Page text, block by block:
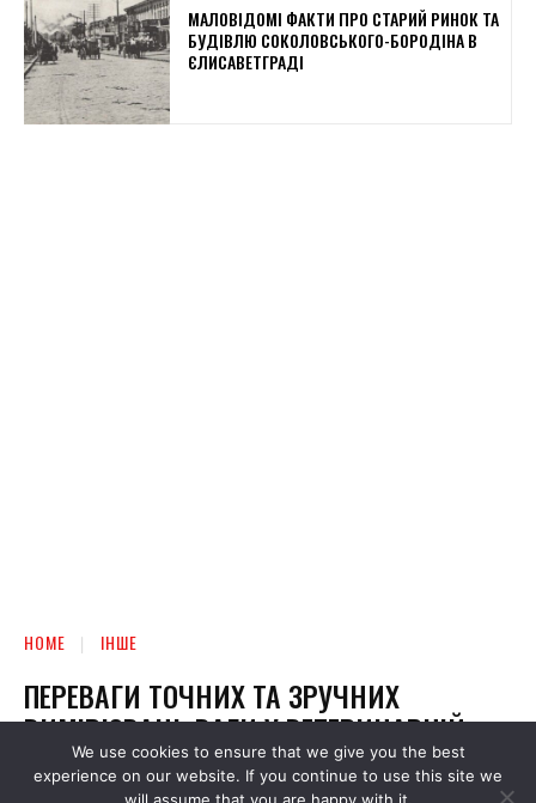
МАЛОВІДОМІ ФАКТИ ПРО СТАРИЙ РИНОК ТА
БУДІВЛЮ СОКОЛОВСЬКОГО-БОРОДІНА В
ЄЛИСАВЕТГРАДІ
We use cookies to ensure that we give you the best
experience on our website. If you continue to use this site we